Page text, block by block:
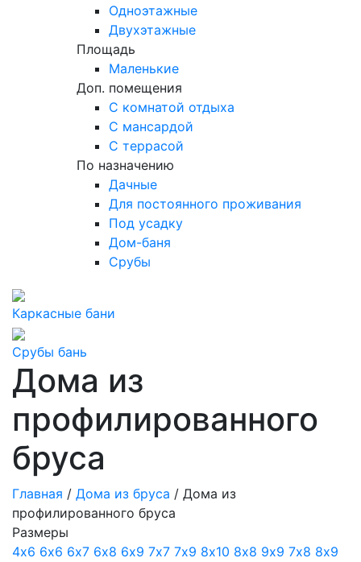
Одноэтажные
Двухэтажные
Площадь
Маленькие
Доп. помещения
С комнатой отдыха
С мансардой
С террасой
По назначению
Дачные
Для постоянного проживания
Под усадку
Дом-баня
Срубы
Каркасные бани
Срубы бань
Дома из
профилированного
бруса
Главная / Дома из бруса / Дома из
профилированного бруса
Размеры
4х6 6х6 6х7 6х8 6х9 7х7 7х9 8х10 8х8 9х9 7х8 8х9